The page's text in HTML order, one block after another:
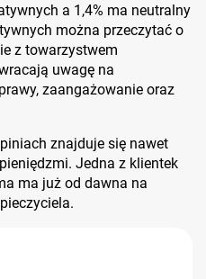
a 1,4% ma neutralny
można przeczytać o
z towarzystwem
uwagę na
zaangażowanie oraz
znajduje się nawet
Jedna z klientek
ma już od dawna na